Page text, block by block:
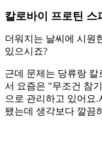
칼로바이 프로틴 스
더워지는 날씨에 시원
있으시죠?
근데 문제는 당류랑
서 요즘은 "무조건 참
으로 관리하고 있어요
됐는데 생각보다 깔끔